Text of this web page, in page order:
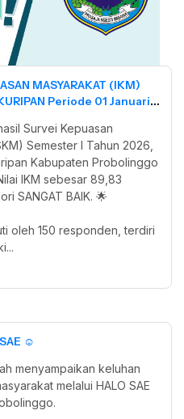
MASYARAKAT (IKM)
Periode 01 Januari –
Survei Kepuasan
Semester I Tahun 2026,
Kabupaten Probolinggo
IKM sebesar 89,83
SANGAT BAIK. 🌟
oleh 150 responden, terdiri
☺️
menyampaikan keluhan
melalui HALO SAE